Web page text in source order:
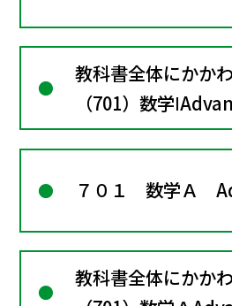
教科書全体にかか
（701）数学
７０１ 数学Ａ
教科書全体にかか